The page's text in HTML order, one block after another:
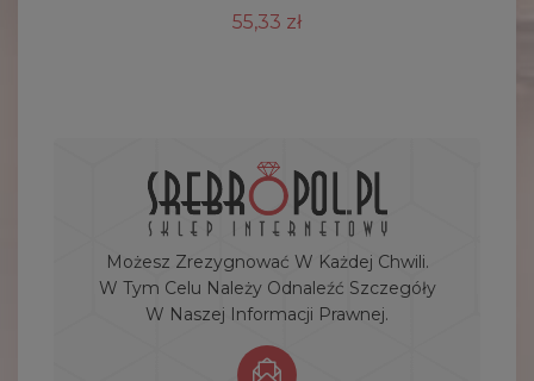
55,33 zł
Możesz Zrezygnować W Każdej Chwili.
W Tym Celu Należy Odnaleźć Szczegóły
W Naszej Informacji Prawnej.